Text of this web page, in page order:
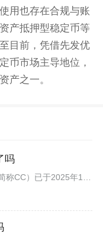
用也存在合规与账
产抵押型稳定币等
目前，凭借先发优
币市场主导地位，
产之一。
吗